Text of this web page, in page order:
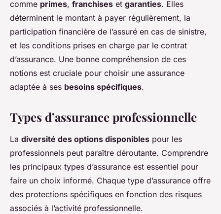
comme primes, franchises et garanties. Elles
déterminent le montant à payer régulièrement, la
participation financière de l’assuré en cas de sinistre,
et les conditions prises en charge par le contrat
d’assurance. Une bonne compréhension de ces
notions est cruciale pour choisir une assurance
adaptée à ses besoins spécifiques.
Types d’assurance professionnelle
La diversité des options disponibles pour les
professionnels peut paraître déroutante. Comprendre
les principaux types d’assurance est essentiel pour
faire un choix informé. Chaque type d’assurance offre
des protections spécifiques en fonction des risques
associés à l’activité professionnelle.